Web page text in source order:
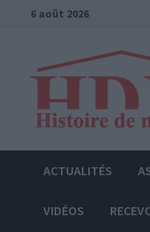
Passer6 août 2026
ACTUALITÉS
VIDÉOS